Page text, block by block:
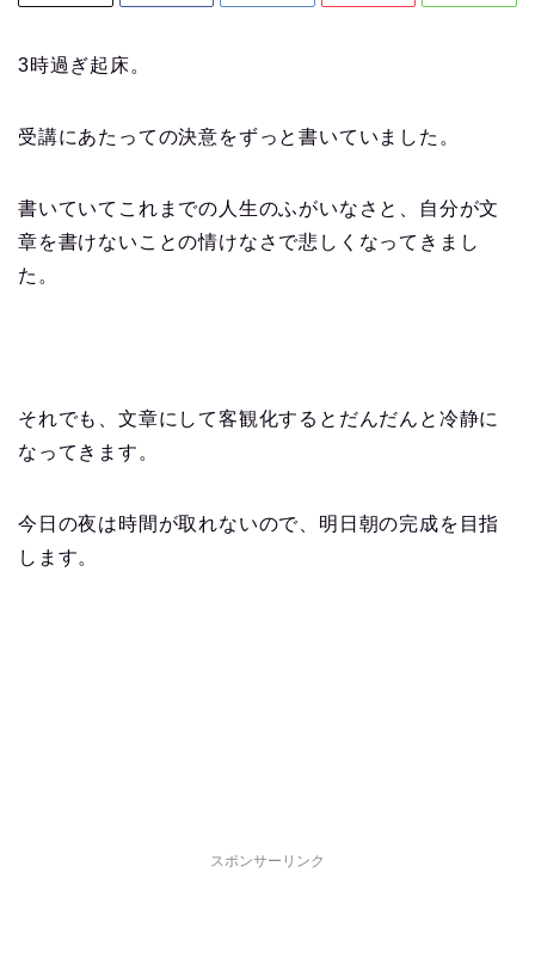
3時過ぎ起床。
受講にあたっての決意をずっと書いていました。
書いていてこれまでの人生のふがいなさと、自分が文
章を書けないことの情けなさで悲しくなってきまし
た。
それでも、文章にして客観化するとだんだんと冷静に
なってきます。
今日の夜は時間が取れないので、明日朝の完成を目指
します。
スポンサーリンク